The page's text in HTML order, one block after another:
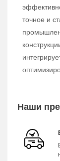
точное и
Наши